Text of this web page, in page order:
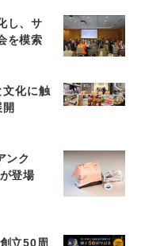
し、サ
を模索
文化に触
ンク
が登場
立50周